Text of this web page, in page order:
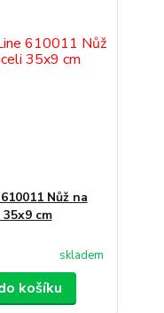
Nůž na
cm
skladem
košíku